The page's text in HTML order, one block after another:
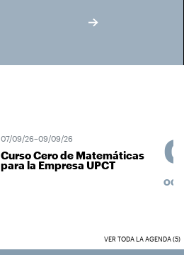
07/09/26–09/09/26
Curso Cero de Matemáticas
para la Empresa UPCT
OCT.
VER TODA LA AGENDA (5)